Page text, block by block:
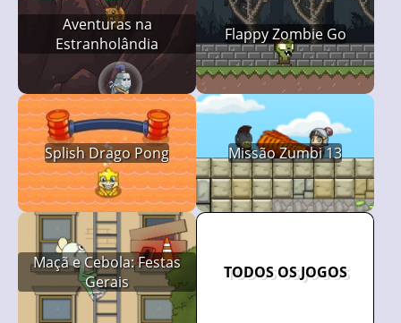
Aventuras na
Estranholândia
Flappy Zombie Go
Splish Drago Pong Missão Zumbi 13
Maçã e Cebola: Festas
Gerais
TODOS OS JOGOS